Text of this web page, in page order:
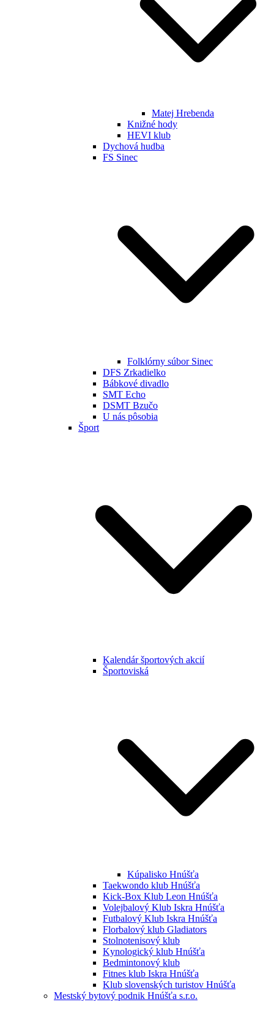
Matej Hrebenda
Knižné hody
HEVI klub
Dychová hudba
FS Sinec
Folklórny súbor Sinec
DFS Zrkadielko
Bábkové divadlo
SMT Echo
DSMT Bzučo
U nás pôsobia
Šport
Kalendár športových akcií
Športoviská
Kúpalisko Hnúšťa
Taekwondo klub Hnúšťa
Kick-Box Klub Leon Hnúšťa
Volejbalový Klub Iskra Hnúšťa
Futbalový Klub Iskra Hnúšťa
Florbalový klub Gladiators
Stolnotenisový klub
Kynologický klub Hnúšťa
Bedmintonový klub
Fitnes klub Iskra Hnúšťa
Klub slovenských turistov Hnúšťa
Mestský bytový podnik Hnúšťa s.r.o.